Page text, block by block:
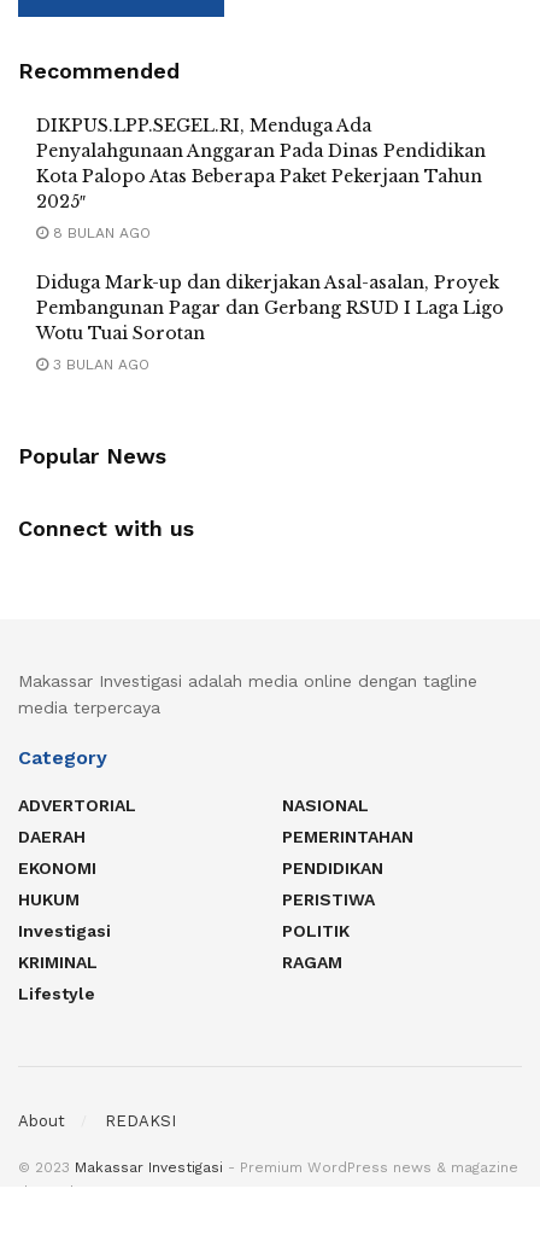
Recommended
DIKPUS.LPP.SEGEL.RI, Menduga Ada
Penyalahgunaan Anggaran Pada Dinas Pendidikan
Kota Palopo Atas Beberapa Paket Pekerjaan Tahun
2025″
8 BULAN AGO
Diduga Mark-up dan dikerjakan Asal-asalan, Proyek
Pembangunan Pagar dan Gerbang RSUD I Laga Ligo
Wotu Tuai Sorotan
3 BULAN AGO
Popular News
Connect with us
Makassar Investigasi adalah media online dengan tagline
media terpercaya
Category
ADVERTORIAL
DAERAH
EKONOMI
HUKUM
Investigasi
KRIMINAL
Lifestyle
NASIONAL
PEMERINTAHAN
PENDIDIKAN
PERISTIWA
POLITIK
RAGAM
About REDAKSI
© 2023 Makassar Investigasi - Premium WordPress news & magazine
theme by